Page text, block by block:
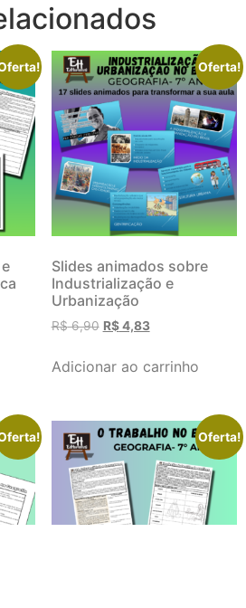
Oferta!
Slides animados sobre
Industrialização e
Urbanização
R$6,90 R$4,83
Adicionar ao carrinho
Oferta!